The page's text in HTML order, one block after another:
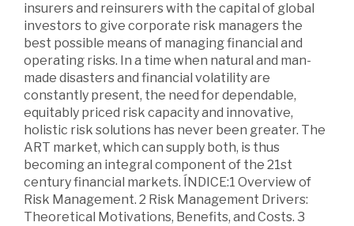
insurers and reinsurers with the capital of global
investors to give corporate risk managers the
best possible means of managing financial and
operating risks. In a time when natural and man-
made disasters and financial volatility are
constantly present, the need for dependable,
equitably priced risk capacity and innovative,
holistic risk solutions has never been greater. The
ART market, which can supply both, is thus
becoming an integral component of the 21st
century financial markets. ÍNDICE:1 Overview of
Risk Management. 2 Risk Management Drivers:
Theoretical Motivations, Benefits, and Costs. 3